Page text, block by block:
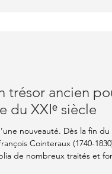
trésor ancien
du XXIᵉ siècle
nouveauté. Dès la fin du
Cointeraux (1740-
de nombreux traités et